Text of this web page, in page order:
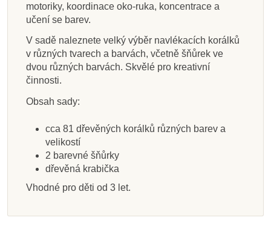
Sentosphere Výroba
náramků - Macramé
445 Kč
Přidat do košíku
Detoa Maxiperle 92
411 Kč457 Kč
Drátek stříbrný, 25 m
77 Kč
Přidat do košíku
PlanToys Navlékací
644 Kč715 Kč
Play Box
Zažehlovací korálky
4000ks - sada
337 Kč374 Kč
Přidat do košíku
Toys for life - Stavění
1 202 Kč1 336 Kč
Oxybul Sada
nažehlovacích
korálků
565 Kč
Zobrazit detail
Toys for life -
zvířátek podle
předloh
668 Kč
motoriky, koordinace oko-ruka, koncentrace a
učení se barev.
V sadě naleznete velký výběr navlékacích korálků
v různých tvarech a barvách, včetně šňůrek ve
dvou různých barvách. Skvělé pro kreativní
činnosti.
Obsah sady:
cca 81 dřevěných korálků různých barev a
velikostí
2 barevné šňůrky
dřevěná krabička
Vhodné pro děti od 3 let.